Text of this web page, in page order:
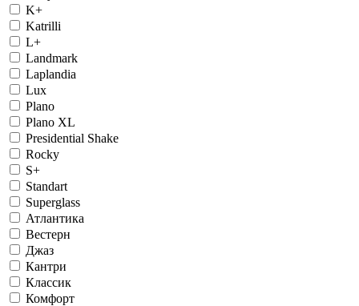
K+
Katrilli
L+
Landmark
Laplandia
Lux
Plano
Plano XL
Presidential Shake
Rocky
S+
Standart
Superglass
Атлантика
Вестерн
Джаз
Кантри
Классик
Комфорт